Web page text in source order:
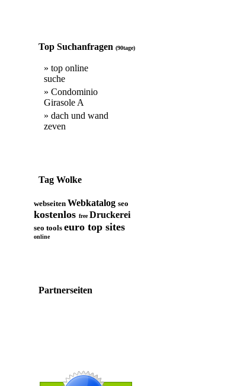
Top Suchanfragen (90tage)
» top online
suche
» Condominio
Girasole A
» dach und wand
zeven
Tag Wolke
webseiten Webkatalog seo
kostenlos freeDruckerei
seo tools euro top sites
online
Partnerseiten